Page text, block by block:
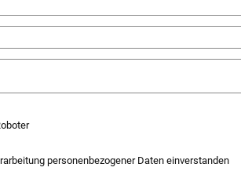
personenbezogener Daten einverstanden